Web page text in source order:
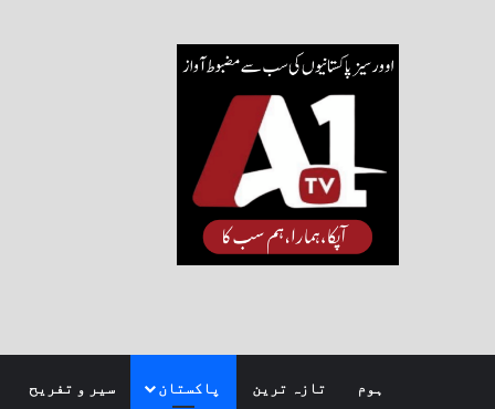
ہوم تازہ ترین پاکستان سیر و تفریح